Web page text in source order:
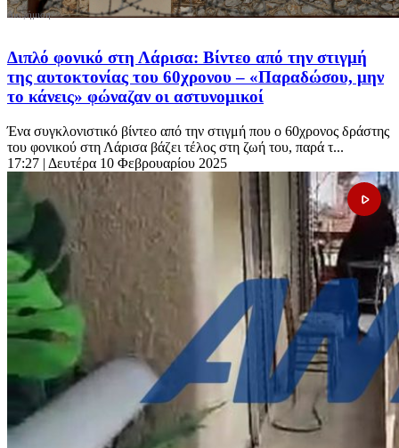
Διπλό φονικό στη Λάρισα: Βίντεο από την στιγμή
της αυτοκτονίας του 60χρονου – «Παραδώσου, μην
το κάνεις» φώναζαν οι αστυνομικοί
Ένα συγκλονιστικό βίντεο από την στιγμή που ο 60χρονος δράστης
του φονικού στη Λάρισα βάζει τέλος στη ζωή του, παρά τ...
17:27 | Δευτέρα 10 Φεβρουαρίου 2025